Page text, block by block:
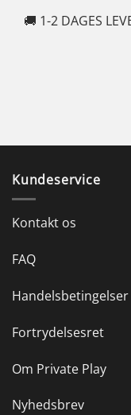
🚚 1-2 DAGES
Kundeservice
Kontakt os
FAQ
Handelsbetingelser
Fortrydelsesret
Om Private Play
Nyhedsbrev